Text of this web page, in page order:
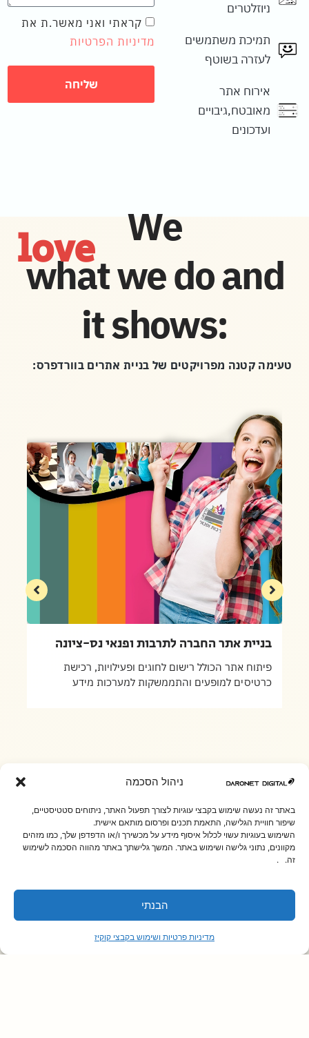
ניהול הסכמה
באתר זה נעשה שימוש בקבצי עוגיות לצורך תפעול האתר, ניתוחים סטטיסטיים,
שיפור חוויית הגלישה, התאמת תכנים ופרסום מותאם אישית.
השימוש בעוגיות עשוי לכלול איסוף מידע על מכשירך ו/או הדפדפן שלך, כמו מזהים
מקוונים, נתוני גלישה ושימוש באתר. המשך גלישתך באתר מהווה הסכמה לשימוש
זה. .
הבנתי
מדיניות פרטיות ושימוש בקבצי קוקיז
ניוזלטרים
תמיכת משתמשים
לעזרה בשוטף
אירוח אתר
מאובטח,גיבויים
ועדכונים
קראתי ואני מאשר.ת את
מדיניות הפרטיות
שליחה
We
love
what we do and
it shows:
טעימה קטנה מפרויקטים של בניית אתרים בוורדפרס:
בניית אתר החברה לתרבות ופנאי נס-ציונה
פיתוח אתר הכולל רישום לחוגים ופעילויות, רכישת
כרטיסים למופעים והתממשקות למערכות מידע